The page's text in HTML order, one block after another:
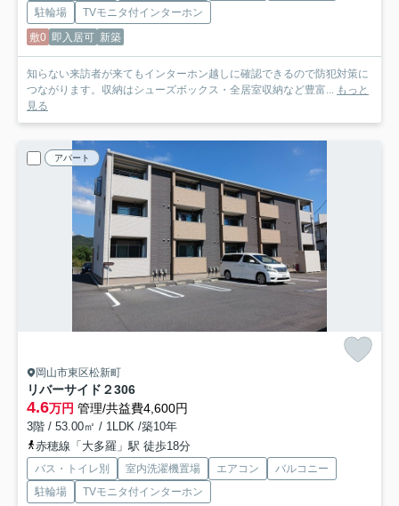
駐輪場
TVモニタ付インターホン
敷0 即入居可 新築
知らない来訪者が来てもインターホン越しに確認できるので防犯対策に
つながります。収納はシューズボックス・全居室収納など豊富... もっと
見る
アパート
岡山市東区松新町
リバーサイド２306
4.6万円 管理/共益費4,600円
3階 / 53.00㎡ / 1LDK /築10年
赤穂線「大多羅」駅 徒歩18分
バス・トイレ別 室内洗濯機置場 エアコン
バルコニー
駐輪場
TVモニタ付インターホン